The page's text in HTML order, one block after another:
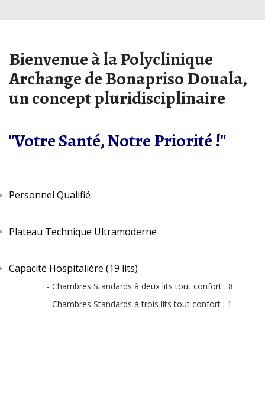
Bienvenue à la Polyclinique
Archange de Bonapriso Douala,
un concept pluridisciplinaire
"Votre Santé, Notre Priorité !"
Personnel Qualifié
Plateau Technique Ultramoderne
Capacité Hospitalière (19 lits)
- Chambres Standards à deux lits tout confort : 8
- Chambres Standards à trois lits tout confort : 1